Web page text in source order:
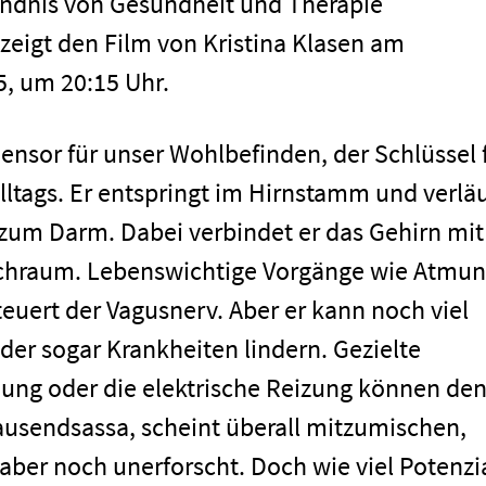
den Film von Kristina Klasen am
um 20:15 Uhr.
für unser Wohlbefinden, der Schlüssel
Er entspringt im Hirnstamm und
Darm. Dabei verbindet er das Gehirn mit
Lebenswichtige Vorgänge wie
der Vagusnerv. Aber er kann noch viel
sogar Krankheiten lindern. Gezielte
oder die elektrische Reizung können den
scheint überall mitzumischen,
noch unerforscht. Doch wie viel